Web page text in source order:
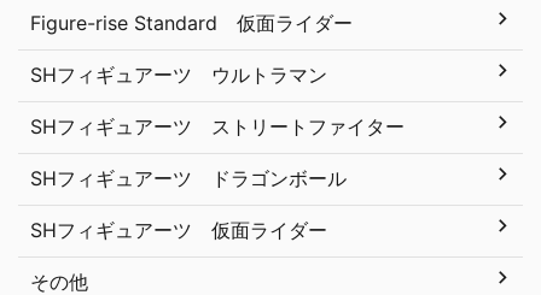
Figure-rise Standard 仮面ライダー
SHフィギュアーツ ウルトラマン
SHフィギュアーツ ストリートファイター
SHフィギュアーツ ドラゴンボール
SHフィギュアーツ 仮面ライダー
その他